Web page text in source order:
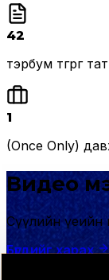
42
тэрбум төгрөг
1
(Once Only)
Видео
Сүүлийн үеийн
Бүгдийг харах